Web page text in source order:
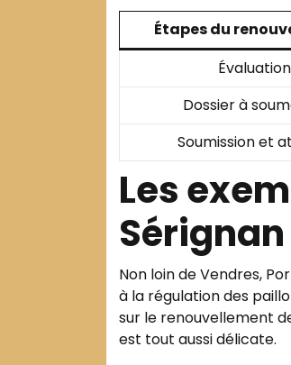
Étapes du
Évaluation
Dossier à
Soumission et
Les
Sérignan
Non loin de Vendres,
à la régulation des
sur le renouvellement
est tout aussi délicate.